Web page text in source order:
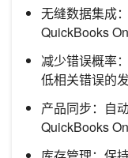
无缝数据集成
QuickBooks
减少错误概率
低相关错误的
产品同步：自
QuickBooks